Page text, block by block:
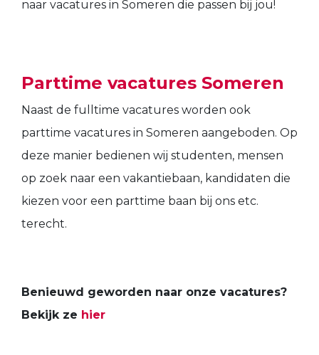
naar vacatures in Someren die passen bij jou!
Parttime vacatures Someren
Naast de fulltime vacatures worden ook
parttime vacatures in Someren aangeboden. Op
deze manier bedienen wij studenten, mensen
op zoek naar een vakantiebaan, kandidaten die
kiezen voor een parttime baan bij ons etc.
terecht.
Benieuwd geworden naar onze vacatures?
Bekijk ze hier